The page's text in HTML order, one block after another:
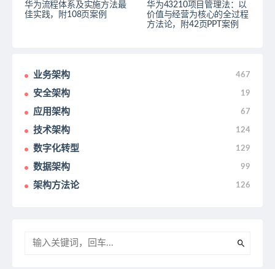
华为流程体系及实施方法最
佳实践，附108页案例
华为43210项目管理法：以
价值与经营为核心的全过程
方法论，附42页PPT案例
业务架构 467
安全架构 19
应用架构 67
技术架构 124
数字化转型 129
数据架构 99
架构方法论 126